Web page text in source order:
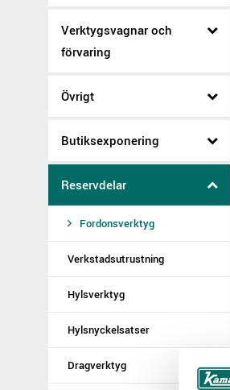
Verktygsvagnar och
förvaring
Övrigt
Butiksexponering
Reservdelar
Fordonsverktyg
Verkstadsutrustning
Hylsverktyg
Hylsnyckelsatser
Dragverktyg